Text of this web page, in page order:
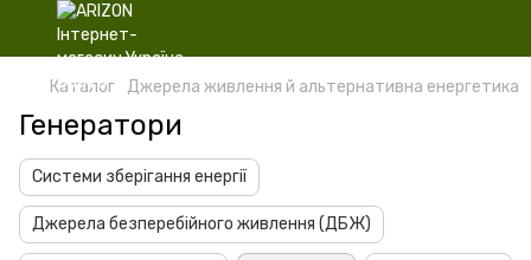
Каталог Джерела живлення й альтернативна енергетика
Генератори
Системи зберігання енергії
Джерела безперебійного живлення (ДБЖ)